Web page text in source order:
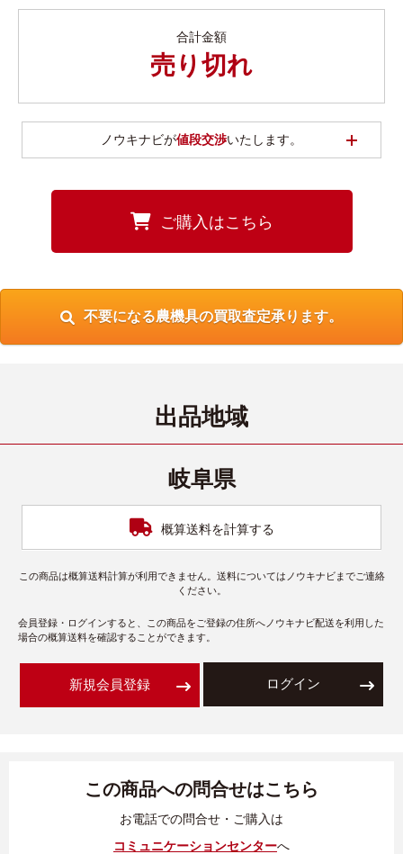
合計金額
売り切れ
ノウキナビが値段交渉いたします。
ご購入はこちら
不要になる農機具の買取査定承ります。
出品地域
岐阜県
概算送料を計算する
この商品は概算送料計算が利用できません。送料についてはノウキナビまでご連絡
ください。
会員登録・ログインすると、この商品をご登録の住所へノウキナビ配送を利用した
場合の概算送料を確認することができます。
新規会員登録 ログイン
この商品への問合せはこちら
お電話での問合せ・ご購入は
コミュニケーションセンターへ